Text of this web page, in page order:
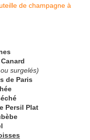
surgelés)
de Paris
Persil Plat